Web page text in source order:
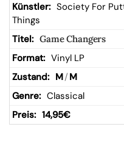
Society For
Things
Game Changers
Vinyl LP
M/ M
Classical
14,95€